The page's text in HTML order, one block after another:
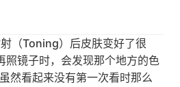
（Toning）后皮肤变好了很
照镜子时，会发现那个地方的色
然看起来没有第一次看时那么